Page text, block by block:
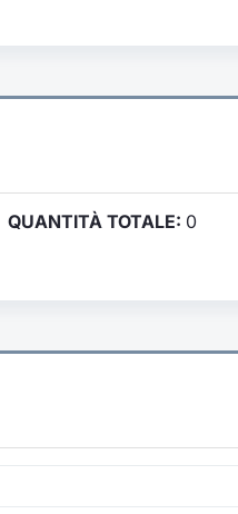
QUANTITÀ TOTALE: 0